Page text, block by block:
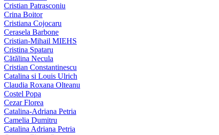
Cristian Patrasconiu
Crina Boitor
Cristiana Cojocaru
Cerasela Barbone
Cristian-Mihail MIEHS
Cristina Spataru
Cătălina Necula
Cristian Constantinescu
Catalina si Louis Ulrich
Claudia Roxana Olteanu
Costel Popa
Cezar Florea
Catalina-Adriana Petria
Camelia Dumitru
Catalina Adriana Petria